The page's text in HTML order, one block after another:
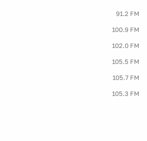
91.2 FM
100.9 FM
102.0 FM
105.5 FM
105.7 FM
105.3 FM